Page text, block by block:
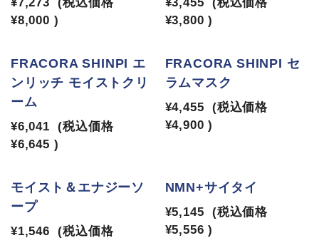
¥8,000 )
¥3,800 )
FRACORA SHINPI エ
ンリッチ モイストクリ
ーム
¥6,041
(税込価格
¥6,645 )
FRACORA SHINPI セ
ラムマスク
¥4,455
(税込価格
¥4,900 )
モイスト＆エナジーソ
ープ
¥1,546
(税込価格
NMN+サイタイ
¥5,145
(税込価格
¥5,556 )